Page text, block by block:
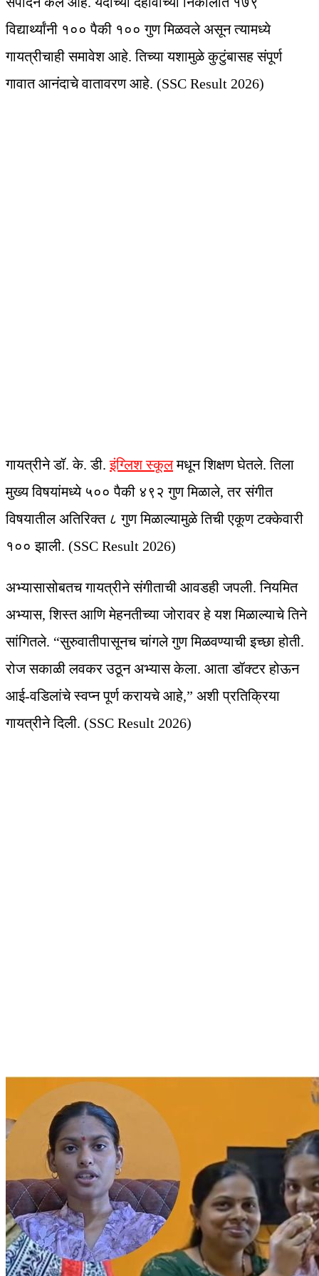
विद्यार्थ्यांनी १०० पैकी १०० गुण मिळवले असून त्यामध्ये
गायत्रीचाही समावेश आहे. तिच्या यशामुळे कुटुंबासह संपूर्ण
गावात आनंदाचे वातावरण आहे. (SSC Result 2026)
गायत्रीने डॉ. के. डी.इंग्लिश स्कूलमधून शिक्षण घेतले. तिला
मुख्य विषयांमध्ये ५०० पैकी ४९२ गुण मिळाले, तर संगीत
विषयातील अतिरिक्त ८ गुण मिळाल्यामुळे तिची एकूण टक्केवारी
१०० झाली. (SSC Result 2026)
अभ्यासासोबतच गायत्रीने संगीताची आवडही जपली. नियमित
अभ्यास, शिस्त आणि मेहनतीच्या जोरावर हे यश मिळाल्याचे तिने
सांगितले. “सुरुवातीपासूनच चांगले गुण मिळवण्याची इच्छा होती.
रोज सकाळी लवकर उठून अभ्यास केला. आता डॉक्टर होऊन
आई-वडिलांचे स्वप्न पूर्ण करायचे आहे,” अशी प्रतिक्रिया
गायत्रीने दिली. (SSC Result 2026)